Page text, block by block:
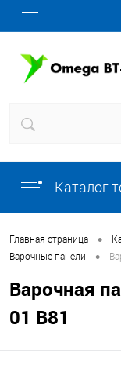
Каталог
Главная страница •
Варочные панели •
Варочная
01 B81